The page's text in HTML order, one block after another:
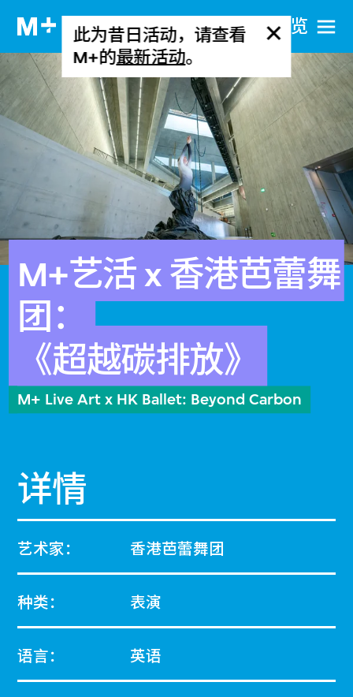
网站导览
此为昔日活动，请查看
M+的最新活动。
M+艺活 x 香港芭蕾舞
团：
《超越碳排放》
M+ Live Art x HK Ballet: Beyond Carbon
详情
艺术家： 香港芭蕾舞团
种类： 表演
语言： 英语